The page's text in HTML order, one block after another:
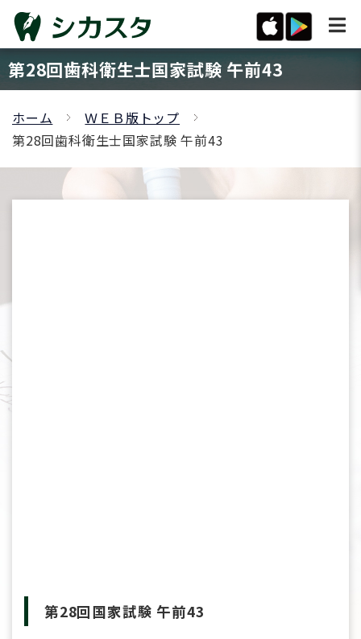
第28回歯科衛生士国家試験 午前43
ホーム
ＷＥＢ版トップ
第28回歯科衛生士国家試験 午前43
第28回国家試験 午前43